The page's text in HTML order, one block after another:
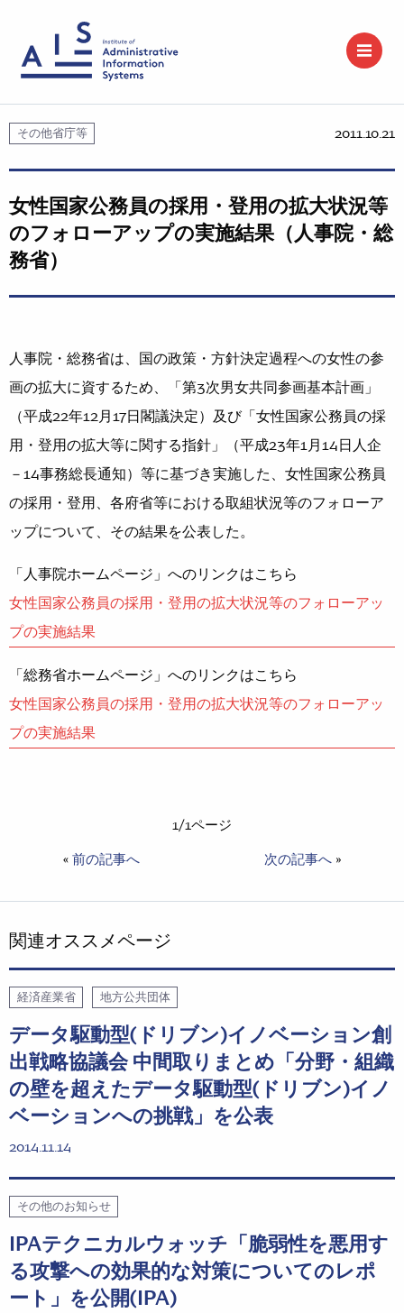
その他省庁等 2011.10.21
女性国家公務員の採用・登用の拡大状況等
のフォローアップの実施結果（人事院・総
務省）
人事院・総務省は、国の政策・方針決定過程への女性の参
画の拡大に資するため、「第3次男女共同参画基本計画」
（平成22年12月17日閣議決定）及び「女性国家公務員の採
用・登用の拡大等に関する指針」（平成23年1月14日人企
－14事務総長通知）等に基づき実施した、女性国家公務員
の採用・登用、各府省等における取組状況等のフォローア
ップについて、その結果を公表した。
「人事院ホームページ」へのリンクはこちら
女性国家公務員の採用・登用の拡大状況等のフォローアッ
プの実施結果
「総務省ホームページ」へのリンクはこちら
女性国家公務員の採用・登用の拡大状況等のフォローアッ
プの実施結果
1/1ページ
« 前の記事へ 次の記事へ »
関連オススメページ
経済産業省 地方公共団体
データ駆動型(ドリブン)イノベーション創
出戦略協議会 中間取りまとめ「分野・組織
の壁を超えたデータ駆動型(ドリブン)イノ
ベーションへの挑戦」を公表
2014.11.14
その他のお知らせ
IPAテクニカルウォッチ「脆弱性を悪用す
る攻撃への効果的な対策についてのレポ
ート」を公開(IPA)